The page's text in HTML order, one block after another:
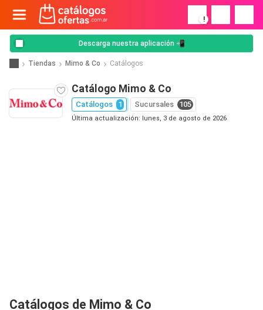
!
Descarga nuestra aplicación 📲
Tiendas Mimo & Co Catálogos
Catálogo Mimo & Co
Catálogos 1 Sucursales 105
Última actualización: lunes, 3 de agosto de 2026
Catálogos de Mimo & Co